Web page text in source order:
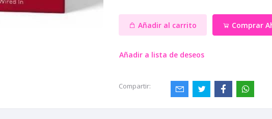
Añadir al carrito Comprar
Añadir a lista de deseos
Compartir: